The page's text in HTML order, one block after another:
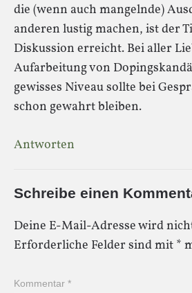
die (wenn auch mangelnde)
anderen lustig machen, ist der
Diskussion erreicht. Bei aller
Aufarbeitung von
gewisses Niveau sollte bei
schon gewahrt bleiben.
Antworten
Schreibe einen
Deine E-Mail-Adresse wird
Erforderliche Felder sind mit *
Kommentar *